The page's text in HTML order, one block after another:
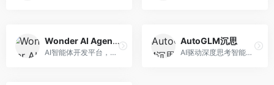
Wonder AI Agents
AI智能体开发平台，专注于低代码智能体创建。面向开发者，提供可视化开发、模板库、部署服务等功能，开发门槛低。
AutoGLM沉思
AI驱动深度思考智能体，专注于复杂推理任务。面向高级用户，提供深度分析、逻辑推理、决策支持等服务，推理能力强。